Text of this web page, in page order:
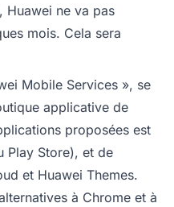
Huawei ne va pas
mois. Cela sera
Mobile Services », se
applicative de
proposées est
Play Store), et de
et Huawei Themes.
à Chrome et à